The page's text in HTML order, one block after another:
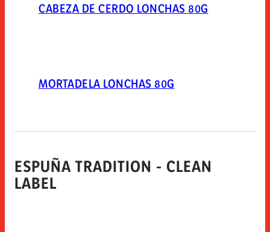
CABEZA DE CERDO LONCHAS 80G
MORTADELA LONCHAS 80G
ESPUÑA TRADITION - CLEAN
LABEL